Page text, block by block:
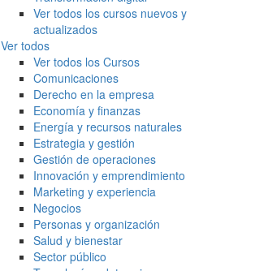
Ver todos los cursos nuevos y
actualizados
Ver todos
Ver todos los Cursos
Comunicaciones
Derecho en la empresa
Economía y finanzas
Energía y recursos naturales
Estrategia y gestión
Gestión de operaciones
Innovación y emprendimiento
Marketing y experiencia
Negocios
Personas y organización
Salud y bienestar
Sector público